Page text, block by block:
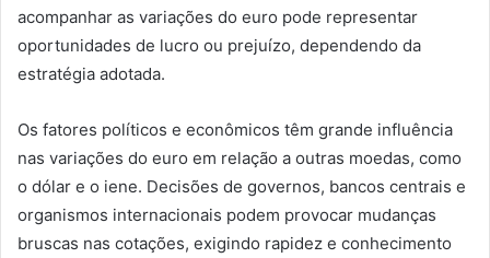
acompanhar as variações do euro pode representar
oportunidades de lucro ou prejuízo, dependendo da
estratégia adotada.
Os fatores políticos e econômicos têm grande influência
nas variações do euro em relação a outras moedas, como
o dólar e o iene. Decisões de governos, bancos centrais e
organismos internacionais podem provocar mudanças
bruscas nas cotações, exigindo rapidez e conhecimento